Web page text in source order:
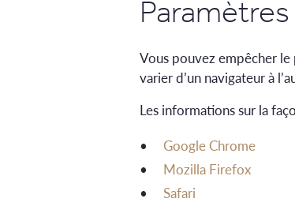
Vous pouvez empêcher
varier d’un navigateur à
Les informations sur la
Google Chrome
Mozilla Firefox
Safari